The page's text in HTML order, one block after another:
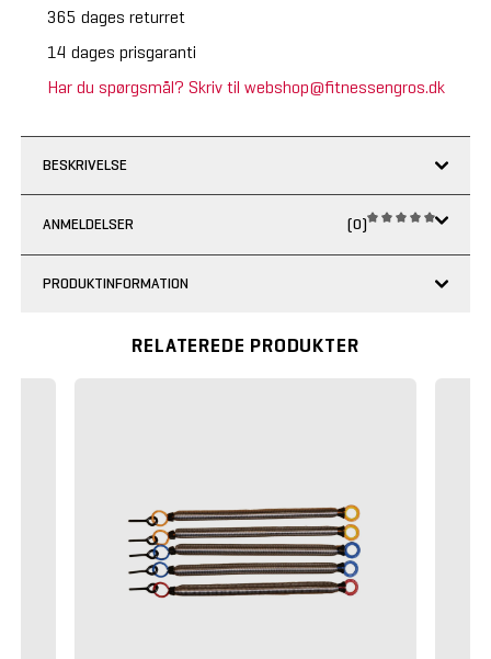
365 dages returret
14 dages prisgaranti
Har du spørgsmål? Skriv til webshop@fitnessengros.dk
BESKRIVELSE
ANMELDELSER (0)
PRODUKTINFORMATION
RELATEREDE PRODUKTER